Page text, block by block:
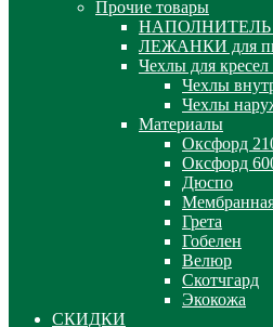
Прочие товары
НАПОЛНИТЕЛЬ
ЛЕЖАНКИ для
Чехлы для
Чехлы
Чехлы
Материалы
Оксфорд
Оксфорд
Дюспо
Грета
Гобелен
Велюр
Скотчгард
Экокожа
СКИДКИ